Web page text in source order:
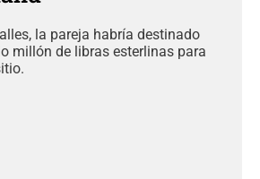
la pareja habría destinado
millón de libras esterlinas para